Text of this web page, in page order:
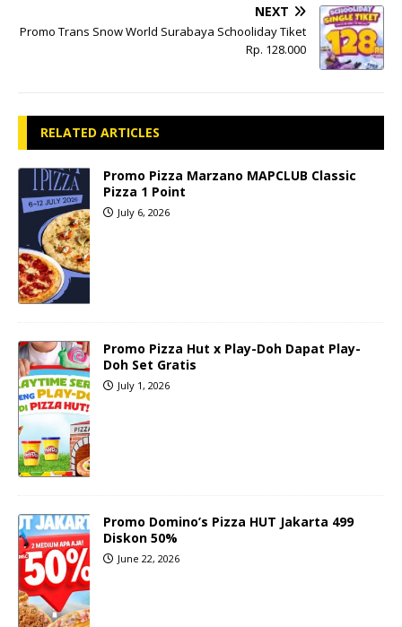
NEXT
Promo Trans Snow World Surabaya Schooliday Tiket
Rp. 128.000
RELATED ARTICLES
Promo Pizza Marzano MAPCLUB Classic
Pizza 1 Point
July 6, 2026
Promo Pizza Hut x Play-Doh Dapat Play-
Doh Set Gratis
July 1, 2026
Promo Domino’s Pizza HUT Jakarta 499
Diskon 50%
June 22, 2026